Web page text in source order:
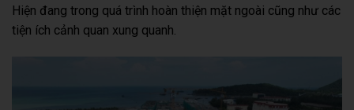
Hiện đang trong quá trình hoàn thiện mặt ngoài cũng như các
tiện ích cảnh quan xung quanh.